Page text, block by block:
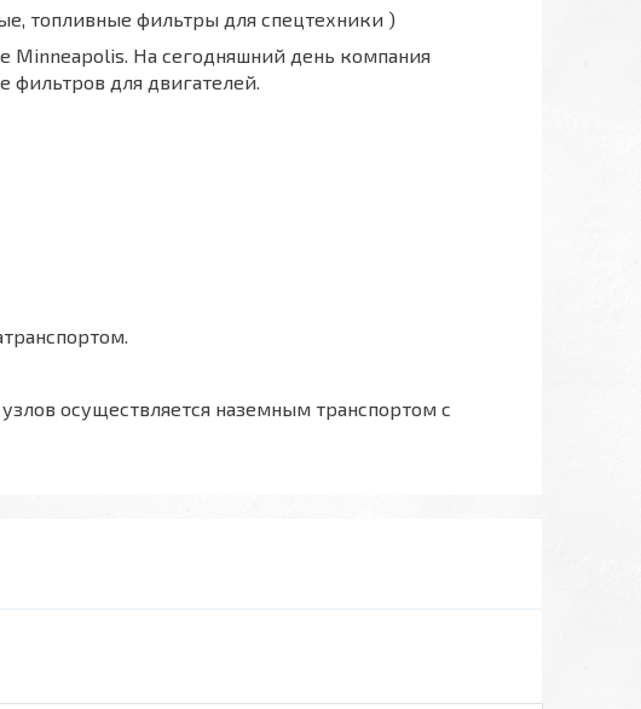
топливные фильтры для спецтехники )
Minneapolis. На сегодняшний день компания
для двигателей.
осуществляется наземным транспортом с